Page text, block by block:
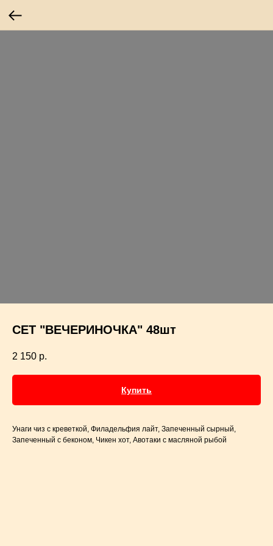
СЕТ "ВЕЧЕРИНОЧКА" 48шт
2 150 р.
Купить
Унаги чиз с креветкой, Филадельфия лайт, Запеченный сырный,
Запеченный с беконом, Чикен хот, Авотаки с масляной рыбой